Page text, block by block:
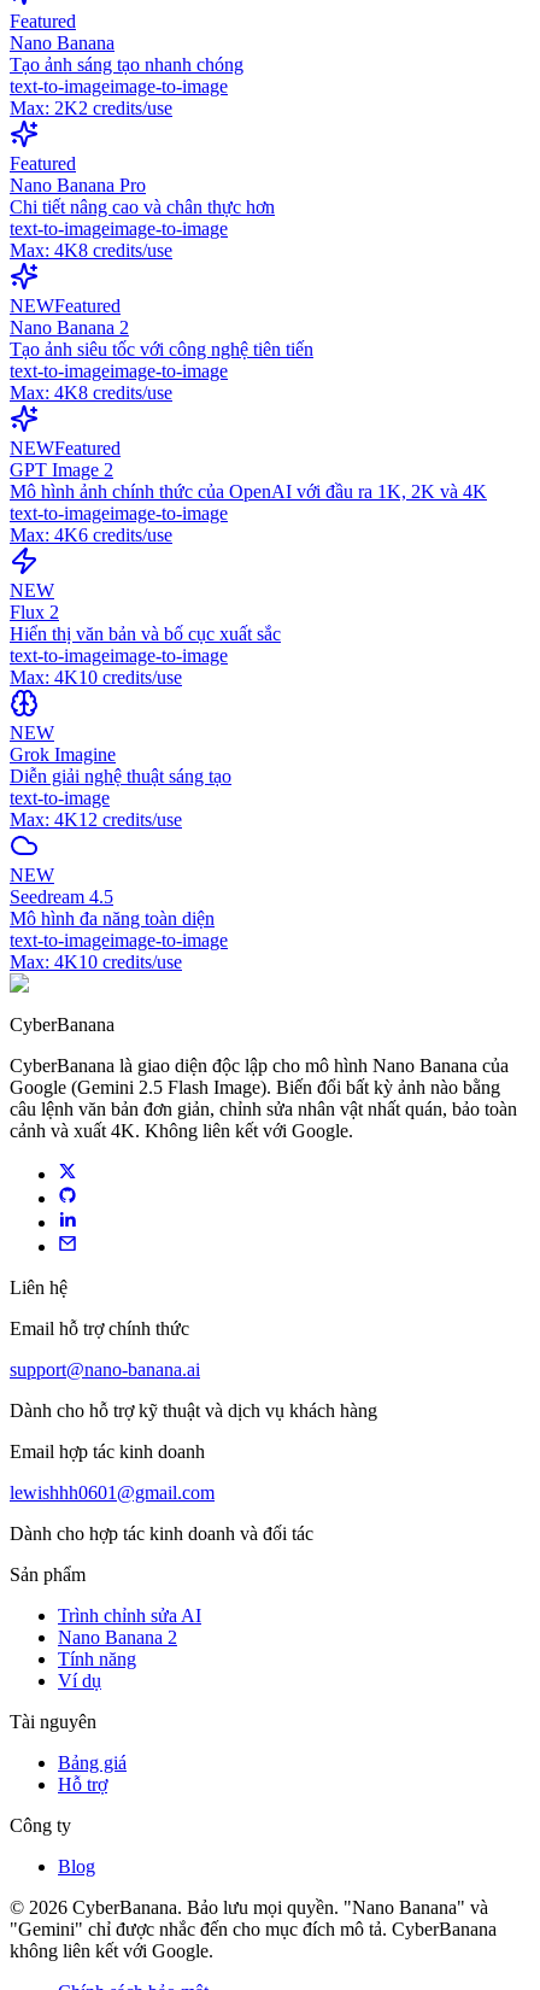
Featured
Nano Banana
Tạo ảnh sáng tạo nhanh chóng
text-to-imageimage-to-image
Max: 2K2 credits/use
Featured
Nano Banana Pro
Chi tiết nâng cao và chân thực hơn
text-to-imageimage-to-image
Max: 4K8 credits/use
NEWFeatured
Nano Banana 2
Tạo ảnh siêu tốc với công nghệ tiên tiến
text-to-imageimage-to-image
Max: 4K8 credits/use
NEWFeatured
GPT Image 2
Mô hình ảnh chính thức của OpenAI với đầu ra 1K, 2K và 4K
text-to-imageimage-to-image
Max: 4K6 credits/use
NEW
Flux 2
Hiển thị văn bản và bố cục xuất sắc
text-to-imageimage-to-image
Max: 4K10 credits/use
NEW
Grok Imagine
Diễn giải nghệ thuật sáng tạo
text-to-image
Max: 4K12 credits/use
NEW
Seedream 4.5
Mô hình đa năng toàn diện
text-to-imageimage-to-image
Max: 4K10 credits/use
CyberBanana
CyberBanana là giao diện độc lập cho mô hình Nano Banana của
Google (Gemini 2.5 Flash Image). Biến đổi bất kỳ ảnh nào bằng
câu lệnh văn bản đơn giản, chỉnh sửa nhân vật nhất quán, bảo toàn
cảnh và xuất 4K. Không liên kết với Google.
Liên hệ
Email hỗ trợ chính thức
support@nano-banana.ai
Dành cho hỗ trợ kỹ thuật và dịch vụ khách hàng
Email hợp tác kinh doanh
lewishhh0601@gmail.com
Dành cho hợp tác kinh doanh và đối tác
Sản phẩm
Trình chỉnh sửa AI
Nano Banana 2
Tính năng
Ví dụ
Tài nguyên
Bảng giá
Hỗ trợ
Công ty
Blog
© 2026 CyberBanana. Bảo lưu mọi quyền. "Nano Banana" và
"Gemini" chỉ được nhắc đến cho mục đích mô tả. CyberBanana
không liên kết với Google.